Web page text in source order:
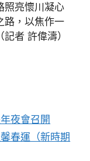
照亮懷川凝心
路，以焦作一
者 許偉濤）
夜會召開
春運（新時期